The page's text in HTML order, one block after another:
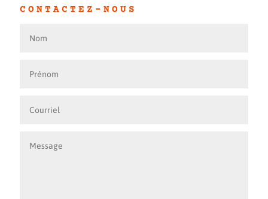
CONTACTEZ-NOUS